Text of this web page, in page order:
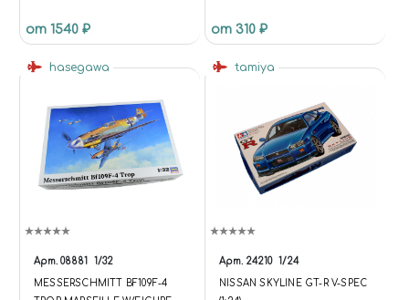
от 1540 ₽
VALLEJO 71019
от 310 ₽
hasegawa
Арт. 08881 1/32
MESSERSCHMITT BF109F-4
tamiya
Арт. 24210 1/24
NISSAN SKYLINE GT-R V-SPEC